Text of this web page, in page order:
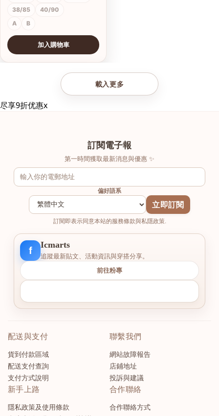
38/85
40/90
A
B
加入購物車
載入更多
尽享9折优惠x
訂閱電子報
第一時間獲取最新消息與優惠 ✨
偏好語系
立即訂閱
訂閱即表示同意本站的服務條款與私隱政策.
f
Icmarts
追蹤最新貼文、活動資訊與穿搭分享。
前往粉專
配送與支付
貨到付款區域
配送支付查詢
支付方式說明
聯繫我們
網站故障報告
店鋪地址
投訴與建議
新手上路
隱私政策及使用條款
合作聯絡
合作聯絡方式